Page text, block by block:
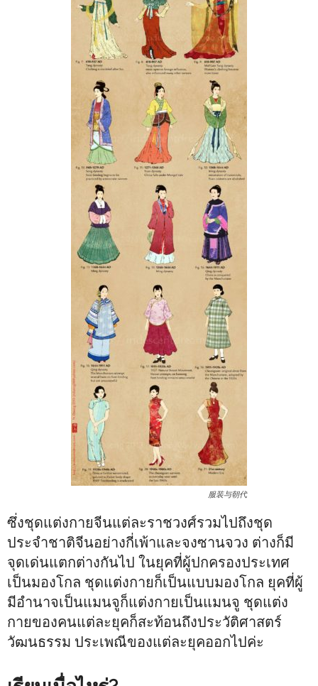
服装与朝代
ซึ่งชุดแต่งกายจีนแต่ละราชวงศ์รวมไปถึงชุด
ประจำชาติจีนอย่างกี่เพ้าและจงซานจวง ต่างก็มี
จุดเด่นแตกต่างกันไป ในยุคที่ผู้ปกครองประเทศ
เป็นมองโกล ชุดแต่งกายก็เป็นแบบมองโกล ยุคที่ผู้
มีอำนาจเป็นแมนจูก็แต่งกายเป็นแมนจู ชุดแต่ง
กายของคนแต่ละยุคก็สะท้อนถึงประวัติศาสตร์
วัฒนธรรม ประเพณีของแต่ละยุคออกไปค่ะ